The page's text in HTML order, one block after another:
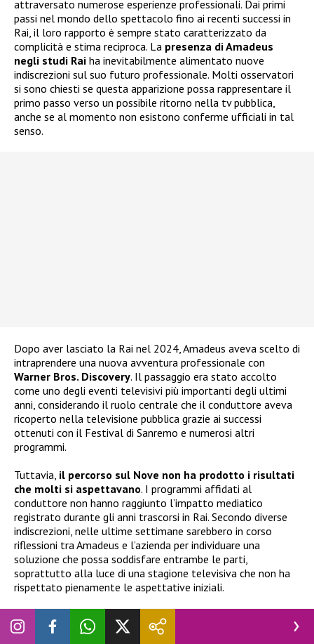
attraversato numerose esperienze professionali. Dai primi
passi nel mondo dello spettacolo fino ai recenti successi in
Rai, il loro rapporto è sempre stato caratterizzato da
complicità e stima reciproca. La presenza di Amadeus
negli studi Rai ha inevitabilmente alimentato nuove
indiscrezioni sul suo futuro professionale. Molti osservatori
si sono chiesti se questa apparizione possa rappresentare il
primo passo verso un possibile ritorno nella tv pubblica,
anche se al momento non esistono conferme ufficiali in tal
senso.
Dopo aver lasciato la Rai nel 2024, Amadeus aveva scelto di
intraprendere una nuova avventura professionale con
Warner Bros. Discovery. Il passaggio era stato accolto
come uno degli eventi televisivi più importanti degli ultimi
anni, considerando il ruolo centrale che il conduttore aveva
ricoperto nella televisione pubblica grazie ai successi
ottenuti con il Festival di Sanremo e numerosi altri
programmi.
Tuttavia, il percorso sul Nove non ha prodotto i risultati
che molti si aspettavano. I programmi affidati al
conduttore non hanno raggiunto l’impatto mediatico
registrato durante gli anni trascorsi in Rai. Secondo diverse
indiscrezioni, nelle ultime settimane sarebbero in corso
riflessioni tra Amadeus e l’azienda per individuare una
soluzione che possa soddisfare entrambe le parti,
soprattutto alla luce di una stagione televisiva che non ha
rispettato pienamente le aspettative iniziali.